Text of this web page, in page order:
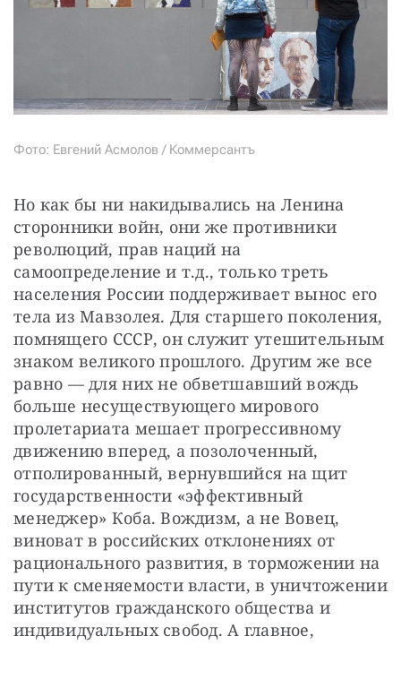
Фото: Евгений Асмолов / Коммерсантъ
Но как бы ни накидывались на Ленина
сторонники войн, они же противники
революций, прав наций на
самоопределение и т.д., только треть
населения России поддерживает вынос его
тела из Мавзолея. Для старшего поколения,
помнящего СССР, он служит утешительным
знаком великого прошлого. Другим же все
равно — для них не обветшавший вождь
больше несуществующего мирового
пролетариата мешает прогрессивному
движению вперед, а позолоченный,
отполированный, вернувшийся на щит
государственности «эффективный
менеджер» Коба. Вождизм, а не Вовец,
виноват в российских отклонениях от
рационального развития, в торможении на
пути к сменяемости власти, в уничтожении
институтов гражданского общества и
индивидуальных свобод. А главное,